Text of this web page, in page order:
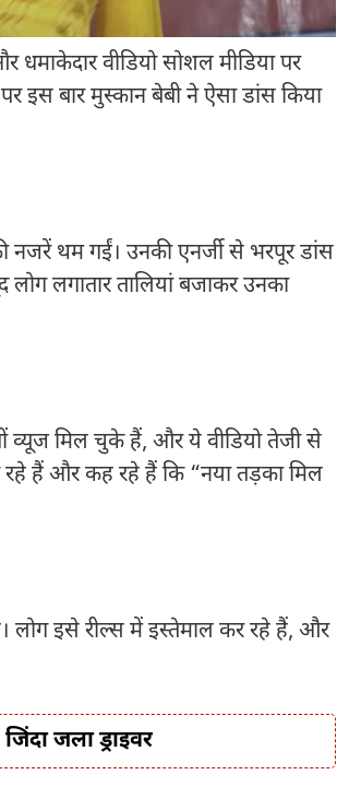
वीडियो सोशल मीडिया पर
इस बार मुस्कान बेबी ने ऐसा डांस किया
नजरें थम गईं। उनकी एनर्जी से भरपूर डांस
लगातार तालियां बजाकर उनका
व्यूज मिल चुके हैं, और ये वीडियो तेजी से
हैं और कह रहे हैं कि “नया तड़का मिल
लोग इसे रील्स में इस्तेमाल कर रहे हैं, और
जला ड्राइवर